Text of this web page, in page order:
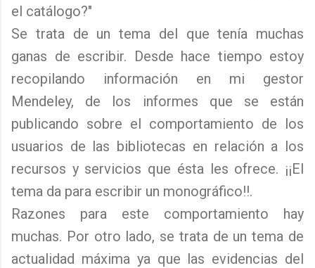
el catálogo?"
Se trata de un tema del que tenía muchas
ganas de escribir. Desde hace tiempo estoy
recopilando información en mi gestor
Mendeley, de los informes que se están
publicando sobre el comportamiento de los
usuarios de las bibliotecas en relación a los
recursos y servicios que ésta les ofrece. ¡¡El
tema da para escribir un monográfico!!.
Razones para este comportamiento hay
muchas. Por otro lado, se trata de un tema de
actualidad máxima ya que las evidencias del